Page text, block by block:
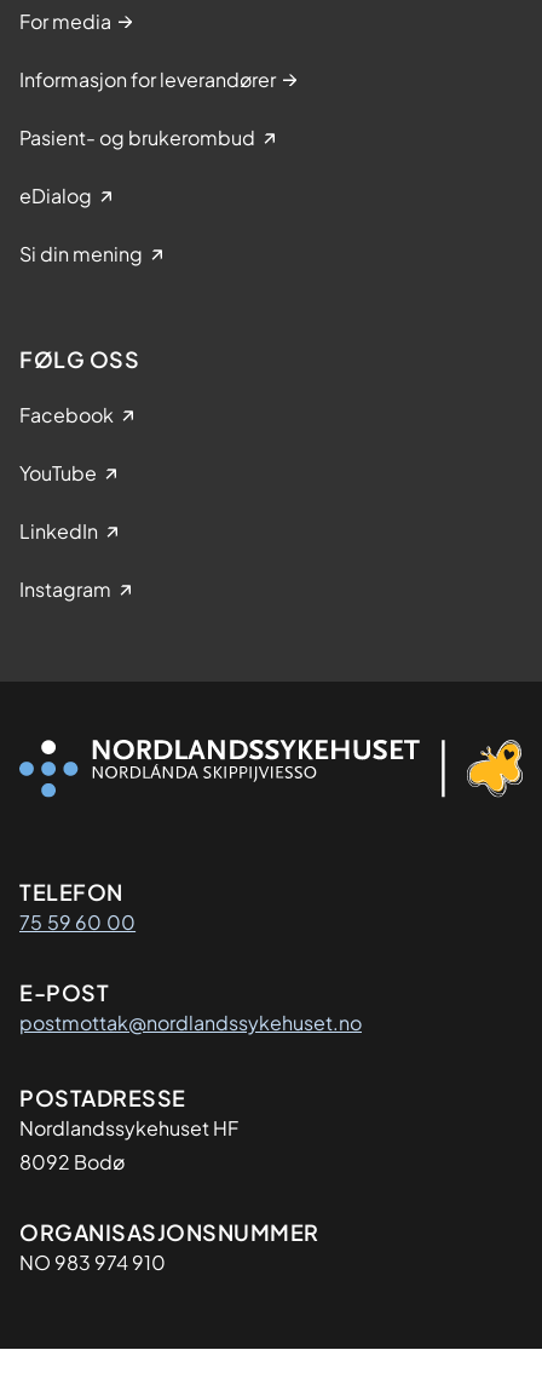
For media
Informasjon for leverandører
Pasient- og brukerombud
eDialog
Si din mening
FØLG OSS
Facebook
YouTube
LinkedIn
Instagram
Kontaktinformasjon
TELEFON
75 59 60 00
E-POST
postmottak@nordlandssykehuset.no
Adresse
POSTADRESSE
Nordlandssykehuset HF
8092 Bodø
Organisasjon
ORGANISASJONSNUMMER
NO 983 974 910